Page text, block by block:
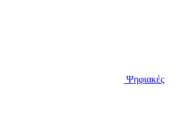
Ψηφιακές